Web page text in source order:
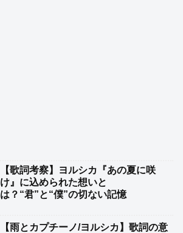
【歌詞考察】ヨルシカ『あの夏に咲
け』に込められた想いと
は？“君”と“僕”の切ない記憶
【雨とカプチーノ/ヨルシカ】歌詞の意